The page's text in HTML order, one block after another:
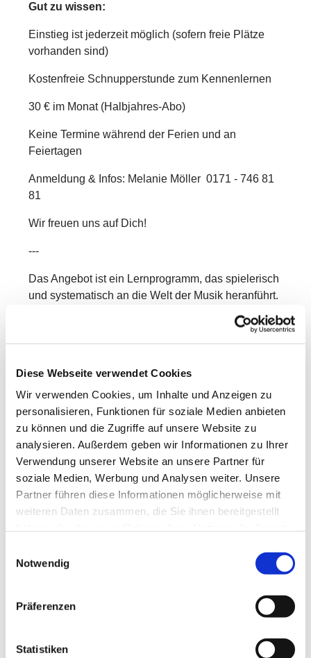
Diese Webseite verwendet Cookies
Wir verwenden Cookies, um Inhalte und Anzeigen zu
personalisieren, Funktionen für soziale Medien anbieten
zu können und die Zugriffe auf unsere Website zu
analysieren. Außerdem geben wir Informationen zu Ihrer
Verwendung unserer Website an unsere Partner für
soziale Medien, Werbung und Analysen weiter. Unsere
Partner führen diese Informationen möglicherweise mit
weiteren Daten zusammen, die Sie ihnen bereitgestellt
Notwendig
Präferenzen
Statistiken
Gut zu wissen:
Einstieg ist jederzeit möglich (sofern freie Plätze
vorhanden sind)
Kostenfreie Schnupperstunde zum Kennenlernen
30 € im Monat (Halbjahres-Abo)
Keine Termine während der Ferien und an
Feiertagen
Anmeldung & Infos: Melanie Möller 0171 - 746 81
81
Wir freuen uns auf Dich!
---
Das Angebot ist ein Lernprogramm, das spielerisch
und systematisch an die Welt der Musik heranführt.
In Kleingruppen entdecken die Kinder mit Freude
und Neugier verschiedene Bereiche der Musik –
mit ersten Erfahrungen in:
Singen & Sprechen
Bewegung & Tanz
Musikhören
Rhythmik
Grundlagen der Musiklehre
Dabei werden vorhandene Kenntnisse aufgegriffen,
vertieft und erweitert.
Neben musikalischem Wissen wachsen auch
Konzentrationsfähigkeit, Spielfreude,
soziale Kontakte.
ganzen Persönlichkeit!